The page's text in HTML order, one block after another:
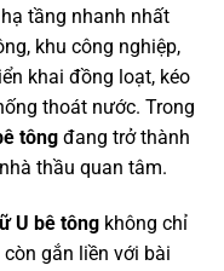
tầng nhanh nhất
khu công nghiệp,
khai đồng loạt, kéo
thoát nước. Trong
tôngđang trở thành
thầu quan tâm.
U bê tôngkhông chỉ
gắn liền với bài